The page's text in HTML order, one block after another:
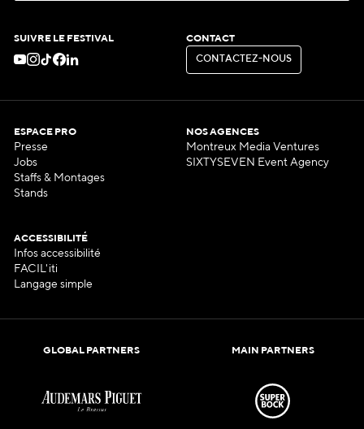
SUIVRE LE FESTIVAL CONTACT
CON ACT EZ-N OUS
CONTACTEZ-NOUS
ESPACE PRO
Presse
Jobs
Staffs & Montages
Stands
NOS AGENCES
Montreux Media Ventures
SIXTYSEVEN Event Agency
ACCESSIBILITÉ
Infos accessibilité
FACIL'iti
Langage simple
GLOBAL PARTNERS MAIN PARTNERS